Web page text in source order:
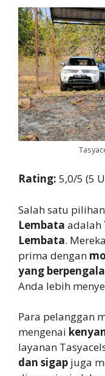
Rating: 5,0/5 (5
Salah satu pilihan
Lembata adalah
Lembata.
prima dengan
yang
Anda lebih
Para pelanggan
mengenai
layanan
dan sigap juga